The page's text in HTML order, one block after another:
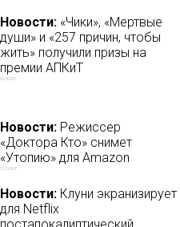
Новости: «Чики», «Мертвые
души» и «257 причин, чтобы
жить» получили призы на
премии АПКиТ
26/03/2021
Новости: Режиссер
«Доктора Кто» снимет
«Утопию» для Amazon
21/10/2018
Новости: Клуни экранизирует
для Netflix